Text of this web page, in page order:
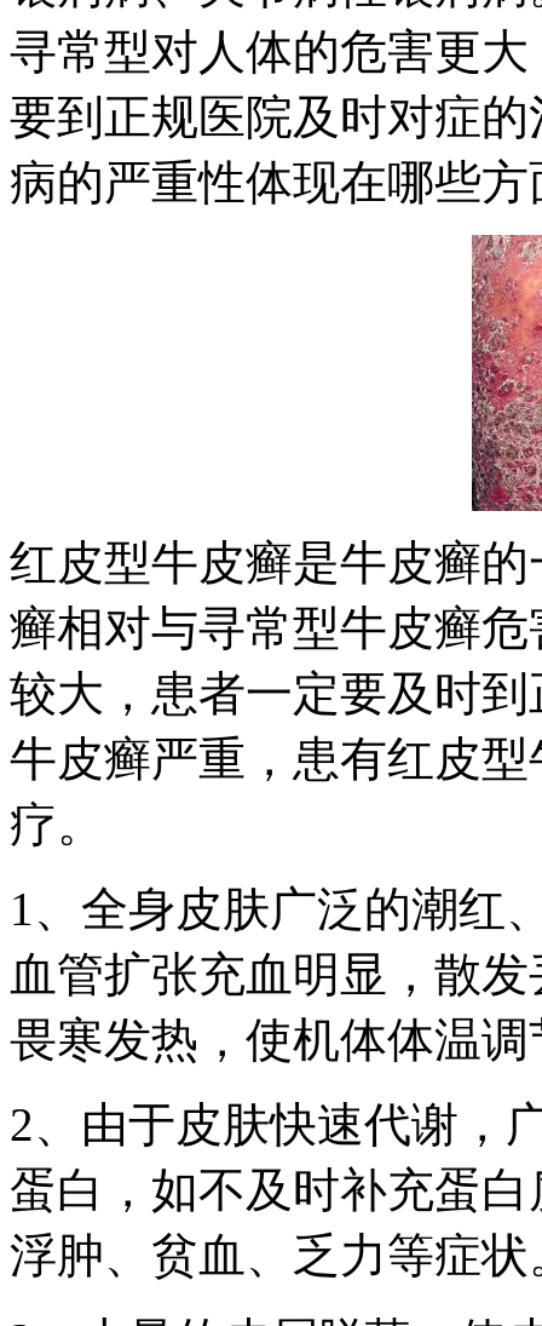
寻常型对人体的危害更
要到正规医院及时对症
病的严重性体现在哪些方
红皮型牛皮癣是牛皮癣
癣相对与寻常型牛皮癣
较大，患者一定要及时
牛皮癣严重，患有红皮
疗。
1、全身皮肤广泛的潮红
血管扩张充血明显，散
畏寒发热，使机体体温
2、由于皮肤快速代谢，
蛋白，如不及时补充蛋
浮肿、贫血、乏力等症状